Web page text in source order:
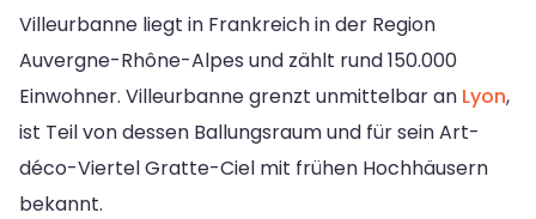
Villeurbanne liegt in Frankreich in der Region
Auvergne-Rhône-Alpes und zählt rund 150.000
Einwohner. Villeurbanne grenzt unmittelbar an Lyon,
ist Teil von dessen Ballungsraum und für sein Art-
déco-Viertel Gratte-Ciel mit frühen Hochhäusern
bekannt.